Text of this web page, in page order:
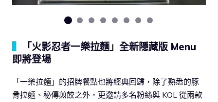
「火影忍者一樂拉麵」全新隱藏版 Menu
即將登場
「一樂拉麵」的招牌餐點也將經典回歸，除了熟悉的豚
骨拉麵、秘傳煎餃之外，更邀請多名粉絲與 KOL 從兩款